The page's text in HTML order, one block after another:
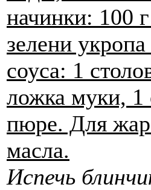
начинки: 100
зелени
соуса: 1
ложка муки, 1
пюре. Для
масла.
Испечь